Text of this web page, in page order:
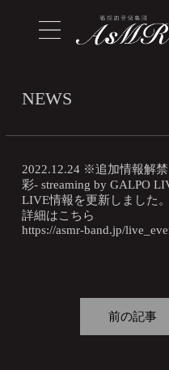
NEWS
2022.12.24 ※追加情報解
彩- streaming by GALPO
LIVE情報を更新しました。
詳細はこちら
https://asmr-band.jp/
前の記事